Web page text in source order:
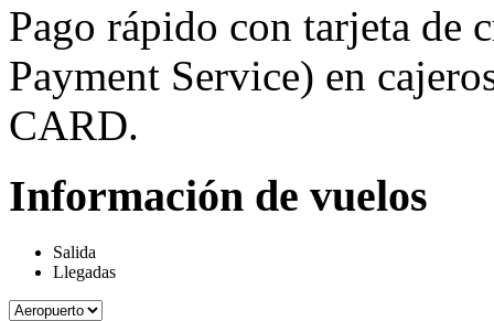
Pago rápido con tarjeta de
Payment Service) en
CARD.
Información de vuelos
Salida
Llegadas